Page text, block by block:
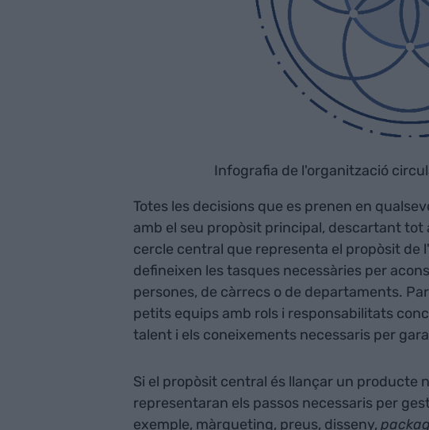
Infografia de l'organització
Totes les decisions que es prenen en
amb el seu propòsit principal, descartant tot
cercle central que representa el propòsit de
defineixen les tasques necessàries per
persones, de càrrecs o de departaments.
petits equips amb rols i responsabilitats
talent i els coneixements necessaris per
Si el propòsit central és llançar un producte
representaran els passos necessaris per
exemple, màrqueting, preus, disseny,